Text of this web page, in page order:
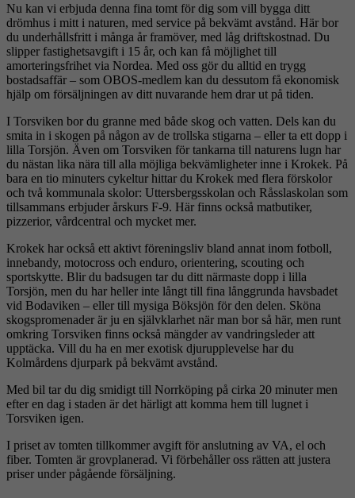
Nu kan vi erbjuda denna fina tomt för dig som vill bygga ditt
drömhus i mitt i naturen, med service på bekvämt avstånd. Här bor
du underhållsfritt i många år framöver, med låg driftskostnad. Du
slipper fastighetsavgift i 15 år, och kan få möjlighet till
amorteringsfrihet via Nordea. Med oss gör du alltid en trygg
bostadsaffär – som OBOS-medlem kan du dessutom få ekonomisk
hjälp om försäljningen av ditt nuvarande hem drar ut på tiden.
I Torsviken bor du granne med både skog och vatten. Dels kan du
smita in i skogen på någon av de trollska stigarna – eller ta ett dopp i
lilla Torsjön. Även om Torsviken för tankarna till naturens lugn har
du nästan lika nära till alla möjliga bekvämligheter inne i Krokek. På
bara en tio minuters cykeltur hittar du Krokek med flera förskolor
och två kommunala skolor: Uttersbergsskolan och Råsslaskolan som
tillsammans erbjuder årskurs F-9. Här finns också matbutiker,
pizzerior, vårdcentral och mycket mer.
Krokek har också ett aktivt föreningsliv bland annat inom fotboll,
innebandy, motocross och enduro, orientering, scouting och
sportskytte. Blir du badsugen tar du ditt närmaste dopp i lilla
Torsjön, men du har heller inte långt till fina långgrunda havsbadet
vid Bodaviken – eller till mysiga Böksjön för den delen. Sköna
skogspromenader är ju en självklarhet när man bor så här, men runt
omkring Torsviken finns också mängder av vandringsleder att
upptäcka. Vill du ha en mer exotisk djurupplevelse har du
Kolmårdens djurpark på bekvämt avstånd.
Med bil tar du dig smidigt till Norrköping på cirka 20 minuter men
efter en dag i staden är det härligt att komma hem till lugnet i
Torsviken igen.
I priset av tomten tillkommer avgift för anslutning av VA, el och
fiber. Tomten är grovplanerad. Vi förbehåller oss rätten att justera
priser under pågående försäljning.